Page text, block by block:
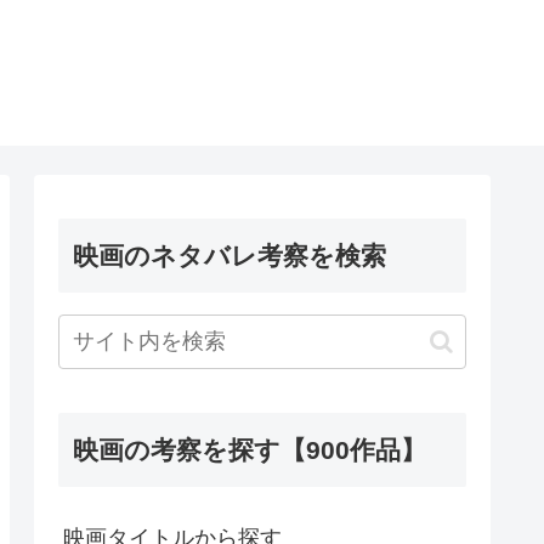
映画のネタバレ考察を検索
映画の考察を探す【900作品】
映画タイトルから探す